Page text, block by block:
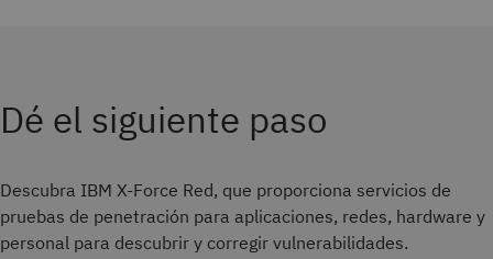
Dé el siguiente paso
Descubra IBM X-Force Red, que proporciona servicios de
pruebas de penetración para aplicaciones, redes, hardware y
personal para descubrir y corregir vulnerabilidades.